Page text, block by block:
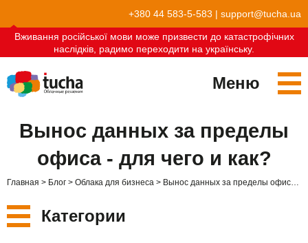
+380 44 583-5-583 | support@tucha.ua
Вживання російської мови може призвести до катастрофічних
наслідків, радимо переходити на українську.
Меню
Вынос данных за пределы
офиса - для чего и как?
Главная Блог Облака для бизнеса Вынос данных за пределы офиса - для чего и как?
Категории